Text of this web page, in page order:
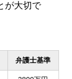
が大切で
弁護士基準